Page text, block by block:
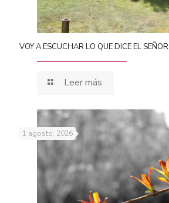
VOY A ESCUCHAR LO QUE DICE EL SEÑOR
Leer más
1 agosto, 2026